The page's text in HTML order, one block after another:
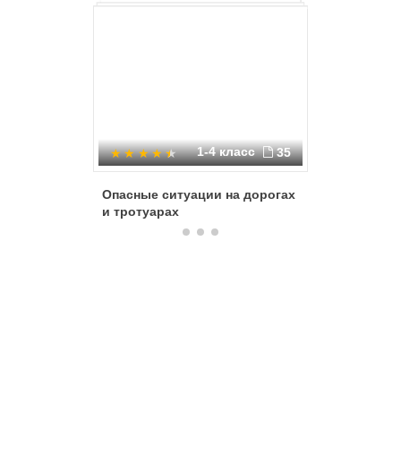
1-4 класс 35
Опасные ситуации на дорогах
и тротуарах